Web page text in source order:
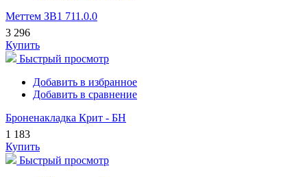
Меттем ЗВ1 711.0.0
3 296
Купить
Быстрый просмотр
Добавить в избранное
Добавить в сравнение
Броненакладка Крит - БН
1 183
Купить
Быстрый просмотр